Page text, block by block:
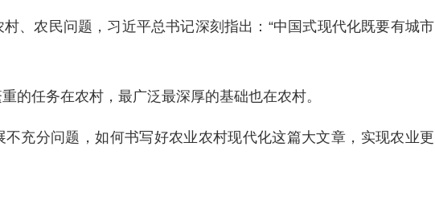
、农民问题，习近平总书记深刻指出：“中国式现代化既要有城市
的任务在农村，最广泛最深厚的基础也在农村。
充分问题，如何书写好农业农村现代化这篇大文章，实现农业更